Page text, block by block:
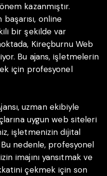
kazanmıştır.
online
bir şekilde var
Kireçburnu Web
Bu ajans, işletmelerin
için profesyonel
uzman ekibiyle
uygun web siteleri
işletmenizin dijital
nedenle, profesyonel
imajını yansıtmak ve
çekmek için son